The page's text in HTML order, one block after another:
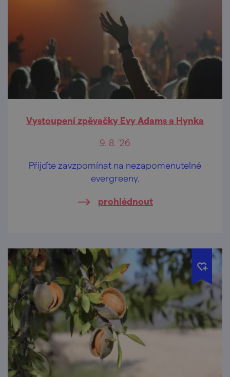
Vystoupení zpěvačky Evy Adams a Hynka
9. 8. '26
Přijďte zavzpomínat na nezapomenutelné
evergreeny.
prohlédnout